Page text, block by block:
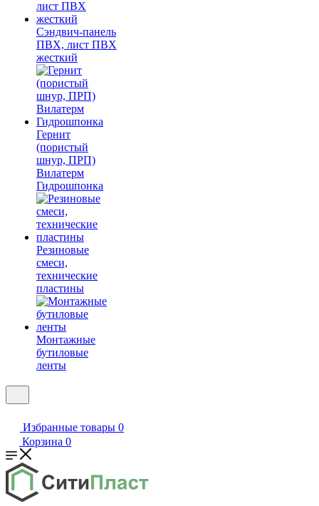
Сэндвич-панель
ПВХ, лист ПВХ
жесткий
Гернит
(пористый
шнур, ПРП)
Вилатерм
Гидрошпонка
Резиновые
смеси,
технические
пластины
Монтажные
бутиловые
ленты
Избранные товары 0
Корзина 0